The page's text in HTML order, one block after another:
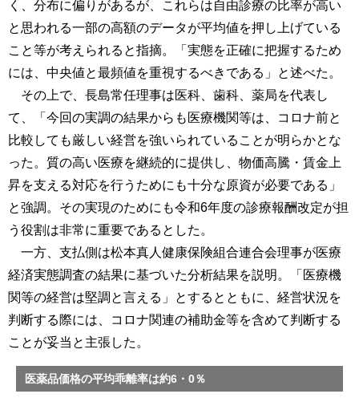
く、分布に偏りがあるが、これらは自由診療の比率が高い
と思われる一部の高額のデータが平均値を押し上げている
こと等が考えられると指摘。「実態を正確に把握するため
には、中央値と最頻値を重視するべきである」と述べた。
その上で、長島常任理事は医科、歯科、薬局を代表し
て、「今回の実調の結果からも医療機関等は、コロナ前と
比較しても厳しい経営を強いられていることが明らかとな
った。質の高い医療を継続的に提供し、物価高騰・賃金上
昇を支える対応を行うためにも十分な原資が必要である」
と強調。その実現のためにも令和6年度の診療報酬改定が担
う役割は非常に重要であるとした。
一方、支払側は松本真人健康保険組合連合会理事が医療
経済実態調査の結果に基づいた分析結果を説明。「医療機
関等の経営は堅調と言える」とするとともに、経営状況を
判断する際には、コロナ関連の補助金等を含めて判断する
ことが妥当と主張した。
医薬品価格の平均乖離率は約6・0％